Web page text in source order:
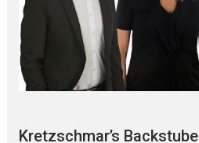
Kretzschmar’s Backstube